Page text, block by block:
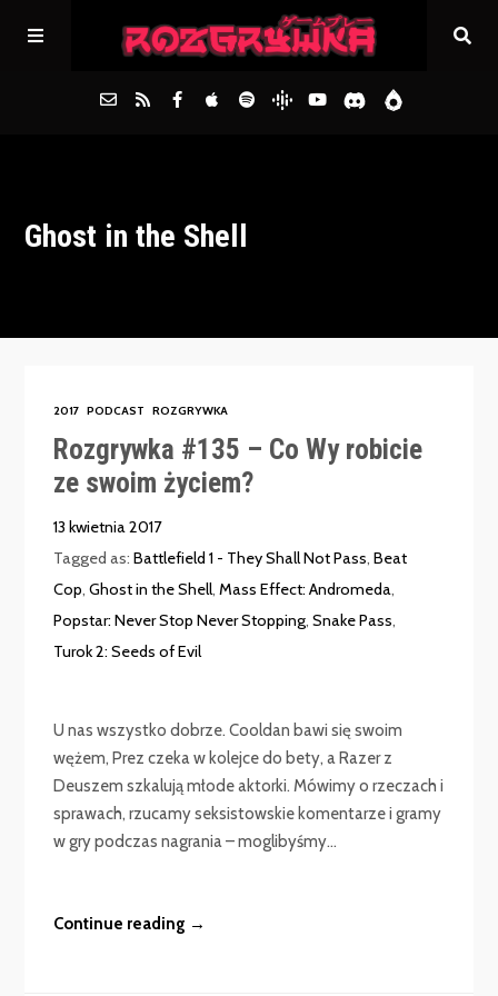
Archiwum
Ghost in the Shell
2017 PODCAST ROZGRYWKA
Rozgrywka #135 – Co Wy robicie
ze swoim życiem?
13 kwietnia 2017
Tagged as:Battlefield 1 - They Shall Not Pass,Beat
Cop,Ghost in the Shell,Mass Effect: Andromeda,
Popstar: Never Stop Never Stopping,Snake Pass,
Turok 2: Seeds of Evil
U nas wszystko dobrze. Cooldan bawi się swoim
wężem, Prez czeka w kolejce do bety, a Razer z
Deuszem szkalują młode aktorki. Mówimy o rzeczach i
sprawach, rzucamy seksistowskie komentarze i gramy
w gry podczas nagrania – moglibyśmy...
Continue reading →